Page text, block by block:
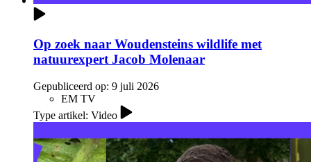
Op zoek naar Woudensteins wildlife met
natuurexpert Jacob Molenaar
Gepubliceerd op: 9 juli 2026
EM TV
Type artikel: Video